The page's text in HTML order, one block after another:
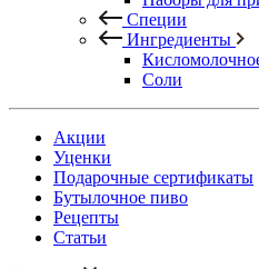
Специи
Ингредиенты
Соли
Акции
Уценки
Подарочные сертификаты
Бутылочное пиво
Рецепты
Статьи